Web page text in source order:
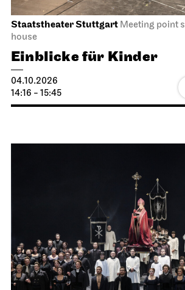
Staatstheater Stuttgart Meeting point
house
Einblicke für Kinder
04.10.2026
14:16 - 15:45